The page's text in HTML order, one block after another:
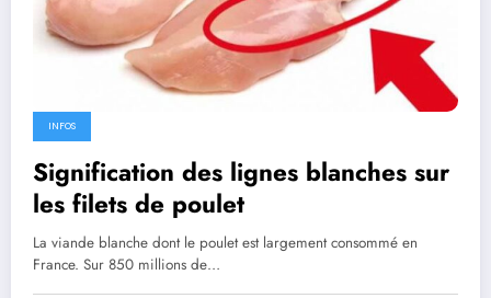
INFOS
Signification des lignes blanches sur
les filets de poulet
La viande blanche dont le poulet est largement consommé en
France. Sur 850 millions de…